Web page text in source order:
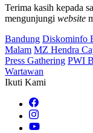
Terima kasih kepada
mengunjungi website
Bandung Diskominfo
Malam MZ Hendra
Press Gathering PWI
Wartawan
Ikuti Kami